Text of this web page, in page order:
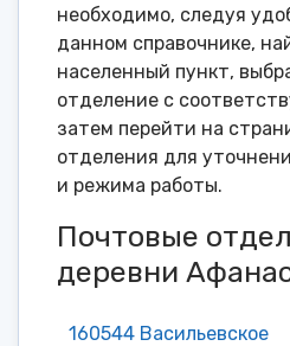
необходимо, следуя
данном справочнике,
населенный пункт,
отделение с
затем перейти на
отделения для
и режима работы.
Почтовые
деревни
160544 Васильевское